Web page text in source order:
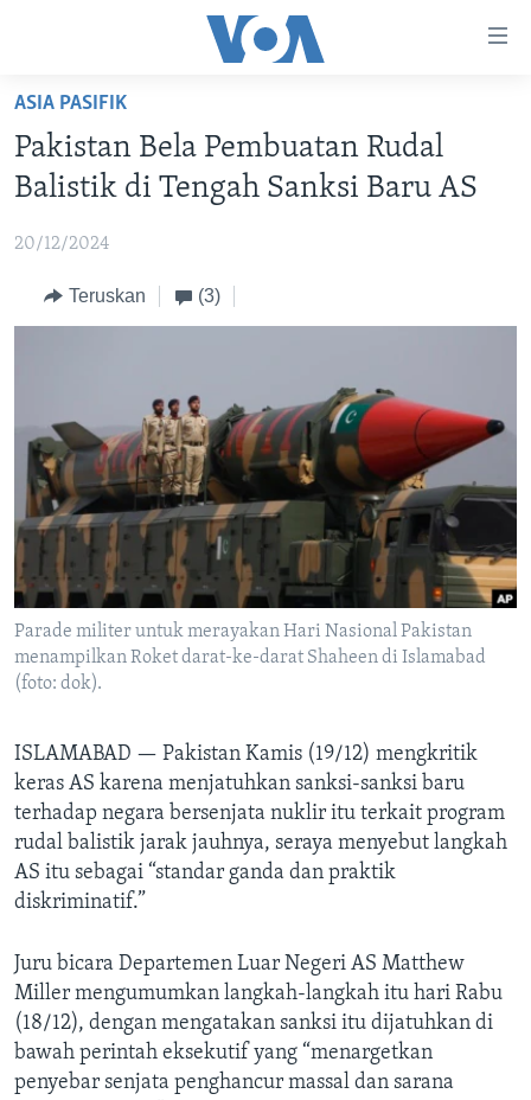
Akses
Lanjut
ke
Konten
Lanjut
Pencarian
BERANDA
DUNIA
POLYGRAPH
DAFTAR PROGRAM
IKUTI KAMI
Bahasa-bahasa
ASIA PASIFIK
Pakistan Bela Pembuatan Rudal
Balistik di Tengah Sanksi Baru AS
20/12/2024
Teruskan (3)
Parade militer untuk merayakan Hari Nasional Pakistan
menampilkan Roket darat-ke-darat Shaheen di Islamabad
(foto: dok).
ISLAMABAD — Pakistan Kamis (19/12) mengkritik
keras AS karena menjatuhkan sanksi-sanksi baru
terhadap negara bersenjata nuklir itu terkait program
rudal balistik jarak jauhnya, seraya menyebut langkah
AS itu sebagai “standar ganda dan praktik
diskriminatif.”
Juru bicara Departemen Luar Negeri AS Matthew
Miller mengumumkan langkah-langkah itu hari Rabu
(18/12), dengan mengatakan sanksi itu dijatuhkan di
bawah perintah eksekutif yang “menargetkan
penyebar senjata penghancur massal dan sarana